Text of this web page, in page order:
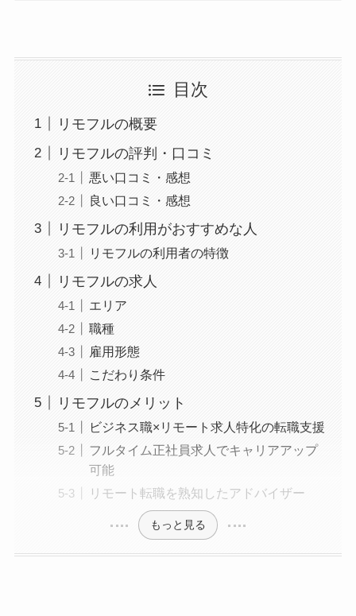
目次
リモフルの概要
リモフルの評判・口コミ
悪い口コミ・感想
良い口コミ・感想
リモフルの利用がおすすめな人
リモフルの利用者の特徴
リモフルの求人
エリア
職種
雇用形態
こだわり条件
リモフルのメリット
ビジネス職×リモート求人特化の転職支援
フルタイム正社員求人でキャリアアップ
可能
リモート転職を熟知したアドバイザー
もっと見る